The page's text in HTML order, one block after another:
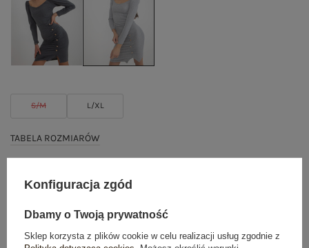
S/M L/XL
TABELA ROZMIARÓW
Konfiguracja zgód
Dbamy o Twoją prywatność
Sklep korzysta z plików cookie w celu realizacji usług zgodnie z